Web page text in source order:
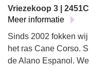
Vriezekoop 3 |
Meer informatie
Sinds 2002 fokken
het ras Cane Corso.
de Alano Espanol.